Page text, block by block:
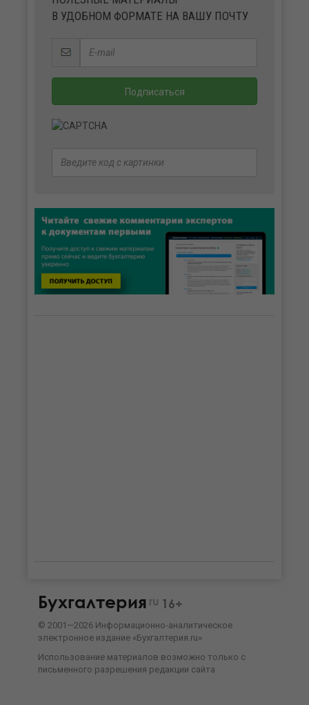
В УДОБНОМ ФОРМАТЕ НА ВАШУ ПОЧТУ
Бухгалтерия ru 16+
© 2001—2026 Информационно-аналитическое
электронное издание «Бухгалтерия.ru»
Использование материалов возможно только с
письменного разрешения редакции сайта